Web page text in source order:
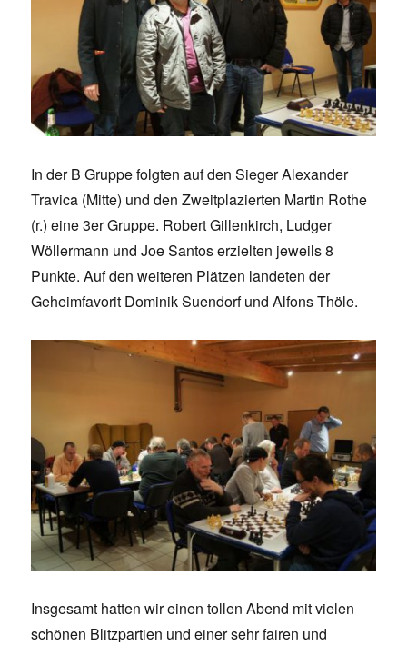
In der B Gruppe folgten auf den Sieger Alexander
Travica (Mitte) und den Zweitplazierten Martin Rothe
(r.) eine 3er Gruppe. Robert Gillenkirch, Ludger
Wöllermann und Joe Santos erzielten jeweils 8
Punkte. Auf den weiteren Plätzen landeten der
Geheimfavorit Dominik Suendorf und Alfons Thöle.
Insgesamt hatten wir einen tollen Abend mit vielen
schönen Blitzpartien und einer sehr fairen und